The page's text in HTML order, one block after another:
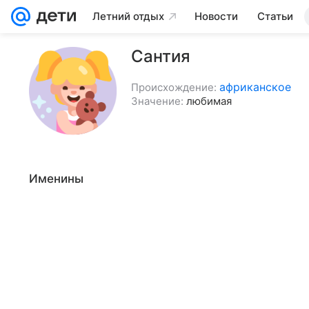
Летний отдых Новости Статьи
Сантия
Происхождение: африканское
Значение: любимая
Именины